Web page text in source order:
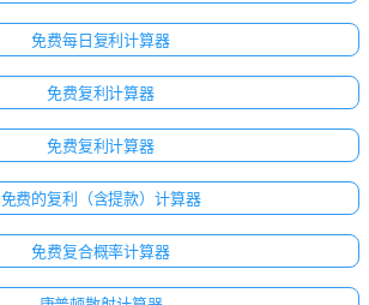
免费每日复利计算器
免费复利计算器
免费复利计算器
免费的复利（含提款）计算器
免费复合概率计算器